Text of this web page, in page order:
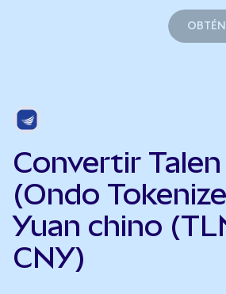
Convertir
(Ondo
Yuan chino
CNY)